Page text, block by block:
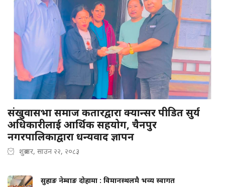
संखुवासभा समाज कतारद्वारा क्यान्सर पीडित सुर्य
अधिकारीलाई आर्थिक सहयोग, चैनपुर
नगरपालिकाद्वारा धन्यवाद ज्ञापन
शुक्रबार, साउन २२, २०८३
सुहाङ नेम्वाङ दोहामा : विमानस्थलमै भव्य स्वागत